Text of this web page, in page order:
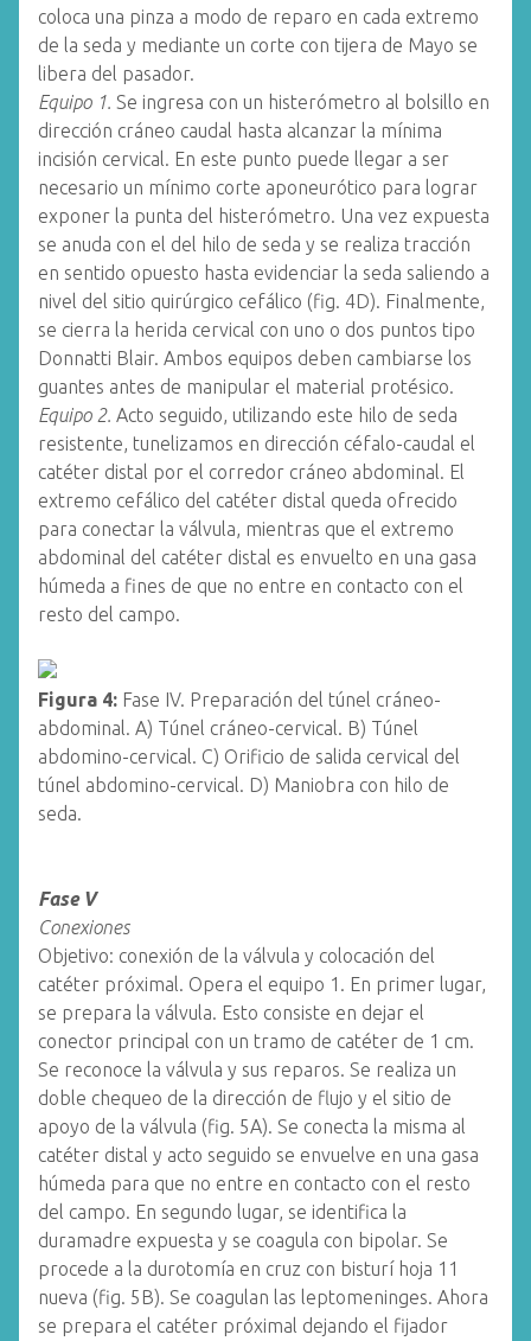
coloca una pinza a modo de reparo en cada extremo
de la seda y mediante un corte con tijera de Mayo se
libera del pasador.
Equipo 1. Se ingresa con un histerómetro al bolsillo en
dirección cráneo caudal hasta alcanzar la mínima
incisión cervical. En este punto puede llegar a ser
necesario un mínimo corte aponeurótico para lograr
exponer la punta del histerómetro. Una vez expuesta
se anuda con el del hilo de seda y se realiza tracción
en sentido opuesto hasta evidenciar la seda saliendo a
nivel del sitio quirúrgico cefálico (fig. 4D). Finalmente,
se cierra la herida cervical con uno o dos puntos tipo
Donnatti Blair. Ambos equipos deben cambiarse los
guantes antes de manipular el material protésico.
Equipo 2. Acto seguido, utilizando este hilo de seda
resistente, tunelizamos en dirección céfalo-caudal el
catéter distal por el corredor cráneo abdominal. El
extremo cefálico del catéter distal queda ofrecido
para conectar la válvula, mientras que el extremo
abdominal del catéter distal es envuelto en una gasa
húmeda a fines de que no entre en contacto con el
resto del campo.
Figura 4: Fase IV. Preparación del túnel cráneo-
abdominal. A) Túnel cráneo-cervical. B) Túnel
abdomino-cervical. C) Orificio de salida cervical del
túnel abdomino-cervical. D) Maniobra con hilo de
seda.
Fase V
Conexiones
Objetivo: conexión de la válvula y colocación del
catéter próximal. Opera el equipo 1. En primer lugar,
se prepara la válvula. Esto consiste en dejar el
conector principal con un tramo de catéter de 1 cm.
Se reconoce la válvula y sus reparos. Se realiza un
doble chequeo de la dirección de flujo y el sitio de
apoyo de la válvula (fig. 5A). Se conecta la misma al
catéter distal y acto seguido se envuelve en una gasa
húmeda para que no entre en contacto con el resto
del campo. En segundo lugar, se identifica la
duramadre expuesta y se coagula con bipolar. Se
procede a la durotomía en cruz con bisturí hoja 11
nueva (fig. 5B). Se coagulan las leptomeninges. Ahora
se prepara el catéter próximal dejando el fijador